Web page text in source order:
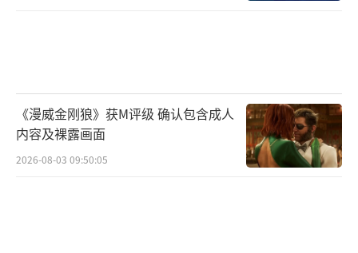
《漫威金刚狼》获M评级 确认包含成人
内容及裸露画面
2026-08-03 09:50:05